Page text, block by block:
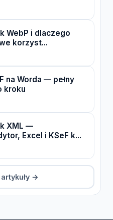
WebP i dlaczego
korzyst...
na Worda — pełny
kroku
XML —
Excel i KSeF k...
→